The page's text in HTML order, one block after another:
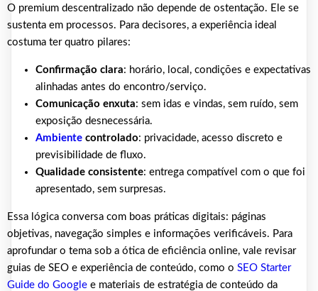
O premium descentralizado não depende de ostentação. Ele se
sustenta em processos. Para decisores, a experiência ideal
costuma ter quatro pilares:
Confirmação clara: horário, local, condições e expectativas
alinhadas antes do encontro/serviço.
Comunicação enxuta: sem idas e vindas, sem ruído, sem
exposição desnecessária.
Ambiente controlado: privacidade, acesso discreto e
previsibilidade de fluxo.
Qualidade consistente: entrega compatível com o que foi
apresentado, sem surpresas.
Essa lógica conversa com boas práticas digitais: páginas
objetivas, navegação simples e informações verificáveis. Para
aprofundar o tema sob a ótica de eficiência online, vale revisar
guias de SEO e experiência de conteúdo, como o SEO Starter
Guide do Google e materiais de estratégia de conteúdo da